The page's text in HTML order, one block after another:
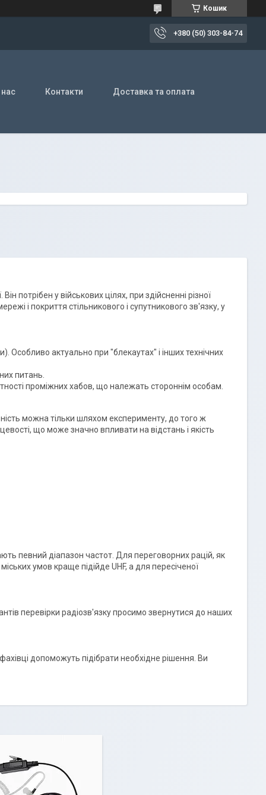
Кошик
+380 (50) 303-84-74
Контакти Доставка та оплата
потрібен у військових цілях, при здійсненні різної
і покриття стільникового і супутникового зв'язку, у
Особливо актуально при "блекаутах" і інших технічних
питань.
проміжних хабов, що належать стороннім особам.
можна тільки шляхом експерименту, до того ж
що може значно впливати на відстань і якість
певний діапазон частот. Для переговорних рацій, як
умов краще підійде UHF, а для пересіченої
перевірки радіозв'язку просимо звернутися до наших
допоможуть підібрати необхідне рішення. Ви